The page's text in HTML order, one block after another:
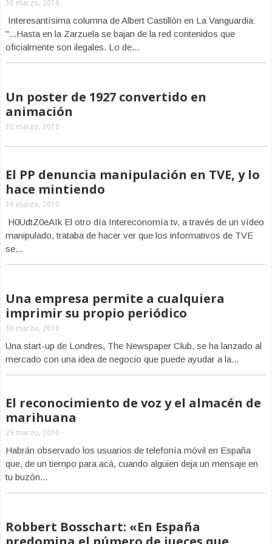
30 marzo, 2010
Interesantísima columna de Albert Castillón en La Vanguardia:
"...Hasta en la Zarzuela se bajan de la red contenidos que
oficialmente son ilegales. Lo de...
Un poster de 1927 convertido en
animación
30 marzo, 2010
El PP denuncia manipulación en TVE, y lo
hace mintiendo
30 marzo, 2010
H0UdtZ0eAIk El otro día Intereconomía tv, a través de un vídeo
manipulado, trataba de hacer ver que los informativos de TVE
se...
Una empresa permite a cualquiera
imprimir su propio periódico
30 marzo, 2010
Una start-up de Londres, The Newspaper Club, se ha lanzado al
mercado con una idea de negocio que puede ayudar a la...
El reconocimiento de voz y el almacén de
marihuana
29 marzo, 2010
Habrán observado los usuarios de telefonía móvil en España
que, de un tiempo para acá, cuando alguien deja un mensaje en
tu buzón...
Robbert Bosschart: «En España